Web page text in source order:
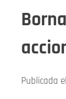
Publicada el